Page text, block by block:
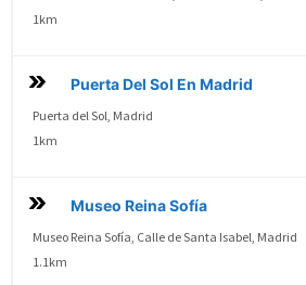
1km
Puerta Del Sol En Madrid
Puerta del Sol, Madrid
1km
Museo Reina Sofía
Museo Reina Sofía, Calle de Santa Isabel, Madrid
1.1km